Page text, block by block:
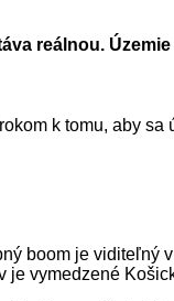
reálnou.
k tomu, aby
boom je viditeľný
vymedzené